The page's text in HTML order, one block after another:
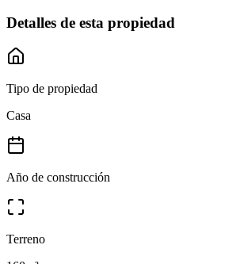
Detalles de esta propiedad
Tipo de propiedad
Casa
Año de construcción
Terreno